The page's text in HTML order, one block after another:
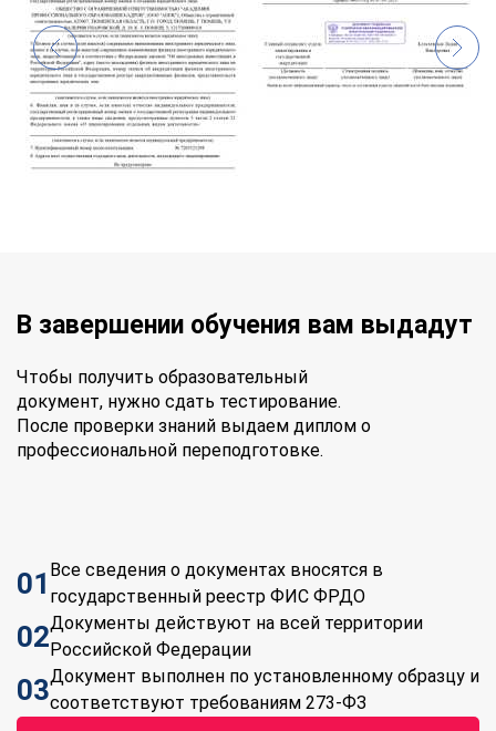
В завершении обучения вам выдадут
Чтобы получить образовательный
документ, нужно сдать тестирование.
После проверки знаний выдаем диплом о
профессиональной переподготовке.
01 Все сведения о документах вносятся в
государственный реестр ФИС ФРДО
02Документы действуют на всей территории
Российской Федерации
03Документ выполнен по установленному образцу и
соответствуют требованиям 273-ФЗ